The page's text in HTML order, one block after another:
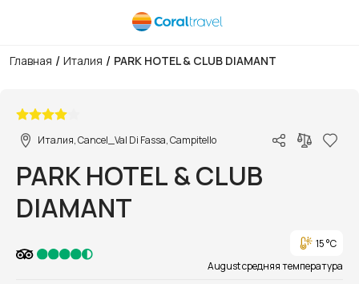
Главная / Италия / PARK HOTEL & CLUB DIAMANT
Италия, Cancel_Val Di Fassa, Campitello
PARK HOTEL & CLUB
DIAMANT
15 °C
August средняя температура